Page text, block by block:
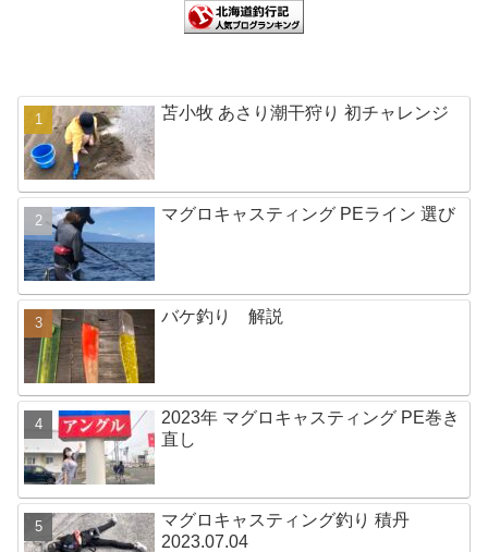
苫小牧 あさり潮干狩り 初チャレンジ
マグロキャスティング PEライン 選び
バケ釣り 解説
2023年 マグロキャスティング PE巻き
直し
マグロキャスティング釣り 積丹
2023.07.04